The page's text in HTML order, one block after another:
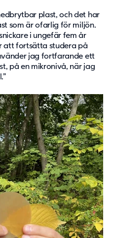
plast, och det har
som är ofarlig för miljön.
i ungefär fem år
att fortsätta studera på
jag fortfarande ett
på en mikronivå, när jag